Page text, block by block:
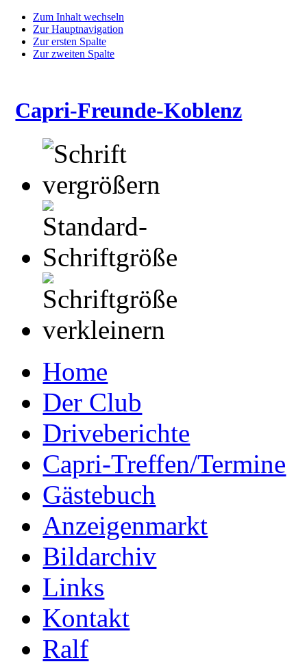
Zum Inhalt wechseln
Zur Hauptnavigation
Zur ersten Spalte
Zur zweiten Spalte
Capri-Freunde-Koblenz
Home
Der Club
Driveberichte
Capri-Treffen/Termine
Gästebuch
Anzeigenmarkt
Bildarchiv
Links
Kontakt
Ralf